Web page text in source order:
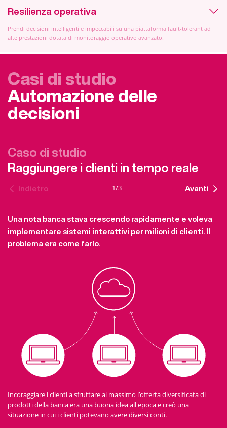
Resilienza operativa
Prendi decisioni intelligenti e impeccabili su una piattaforma fault-tolerant ad
alte prestazioni dotata di monitoraggio operativo avanzato.
Casi di studio
Automazione delle
decisioni
Caso di studio
Raggiungere i clienti in tempo reale
Indietro 1/3 Avanti
Una nota banca stava crescendo rapidamente e voleva
implementare sistemi interattivi per milioni di clienti. Il
problema era come farlo.
Incoraggiare i clienti a sfruttare al massimo l’offerta diversificata di
prodotti della banca era una buona idea all'epoca e creò una
situazione in cui i clienti potevano avere diversi conti.